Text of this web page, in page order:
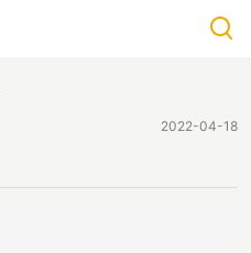
2022-04-18